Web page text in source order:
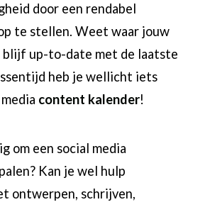
door een rendabel
te stellen. Weet waar jouw
blijf up-to-date met de laatste
heb je wellicht iets
content kalender!
om een social media
Kan je wel hulp
ontwerpen, schrijven,